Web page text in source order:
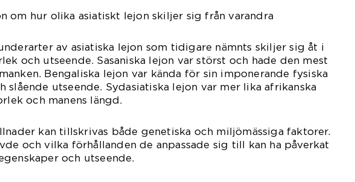
om hur olika asiatiskt lejon skiljer sig från varandra
av asiatiska lejon som tidigare nämnts skiljer sig åt i
och utseende. Sasaniska lejon var störst och hade den mest
Bengaliska lejon var kända för sin imponerande fysiska
slående utseende. Sydasiatiska lejon var mer lika afrikanska
och manens längd.
kan tillskrivas både genetiska och miljömässiga faktorer.
och vilka förhållanden de anpassade sig till kan ha påverkat
och utseende.